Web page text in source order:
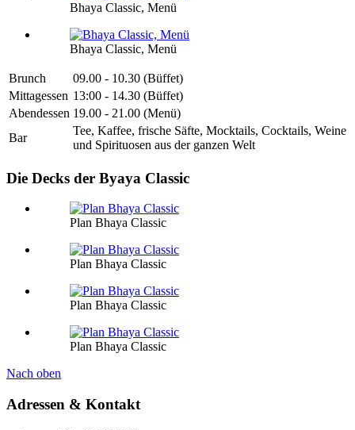
Bhaya Classic, Menü
Bhaya Classic, Menü
Brunch
09.00 - 10.30 (Büffet)
Mittagessen 13:00 - 14.30 (Büffet)
Abendessen 19.00 - 21.00 (Menü)
Bar
Tee, Kaffee, frische Säfte, Mocktails, Cocktails, Weine
und Spirituosen aus der ganzen Welt
Die Decks der Byaya Classic
Plan Bhaya Classic
Plan Bhaya Classic
Plan Bhaya Classic
Plan Bhaya Classic
Nach oben
Adressen & Kontakt